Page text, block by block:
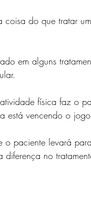
coisa do que tratar
em alguns
física faz o
está vencendo o
paciente levará
diferença no